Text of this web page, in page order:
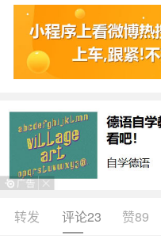
生活中像梦见亲戚
问题，但是小问题不
就这个问题给大家做
1、梦到亲戚来我家
梦到亲戚来我家
氛和乐，你的运势更加
馆子吃个饭吧，一边与
转发 评论23 赞89